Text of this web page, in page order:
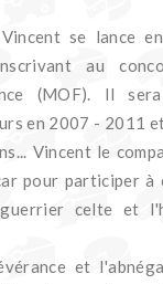
se lance
au
(MOF). Il
en 2007 - 2011
Vincent le
pour participer
celte et
et